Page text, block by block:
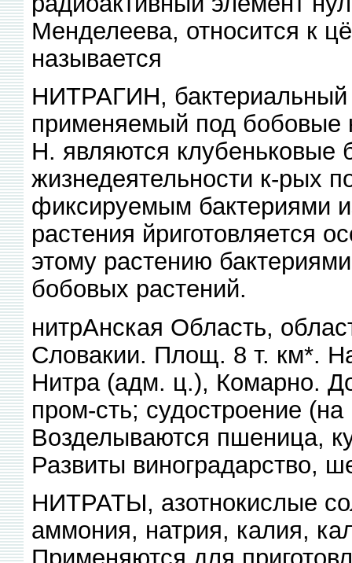
Менделеева, относится к
называется
НИТРАГИН, бактериальный
применяемый под бобовые
Н. являются клубеньковые
жизнедеятельности к-рых
фиксируемым бактериями
растения йриготовляется
этому растению
бобовых растений.
нитрАнская Область,
Словакии. Площ. 8 т. км*.
Нитра (адм. ц.), Комарно.
пром-сть; судостроение
Возделываются пшеница,
Развиты виноградарство,
НИТРАТЫ, азотнокислые
аммония, натрия, калия,
Применяются для